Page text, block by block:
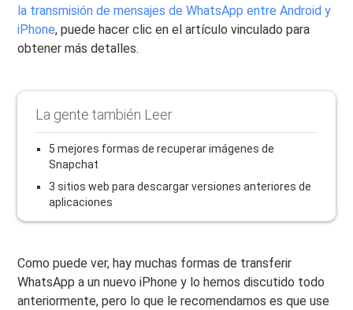
la transmisión de mensajes de WhatsApp entre Android y
iPhone, puede hacer clic en el artículo vinculado para
obtener más detalles.
La gente también Leer
5 mejores formas de recuperar imágenes de
Snapchat
3 sitios web para descargar versiones anteriores de
aplicaciones
Como puede ver, hay muchas formas de transferir
WhatsApp a un nuevo iPhone y lo hemos discutido todo
anteriormente, pero lo que le recomendamos es que use